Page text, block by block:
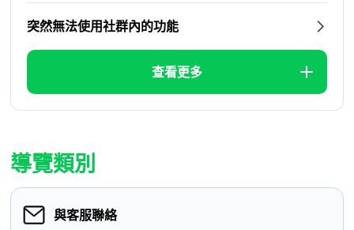
突然無法使用社群內的功能
查看更多
導覽類別
與客服聯絡